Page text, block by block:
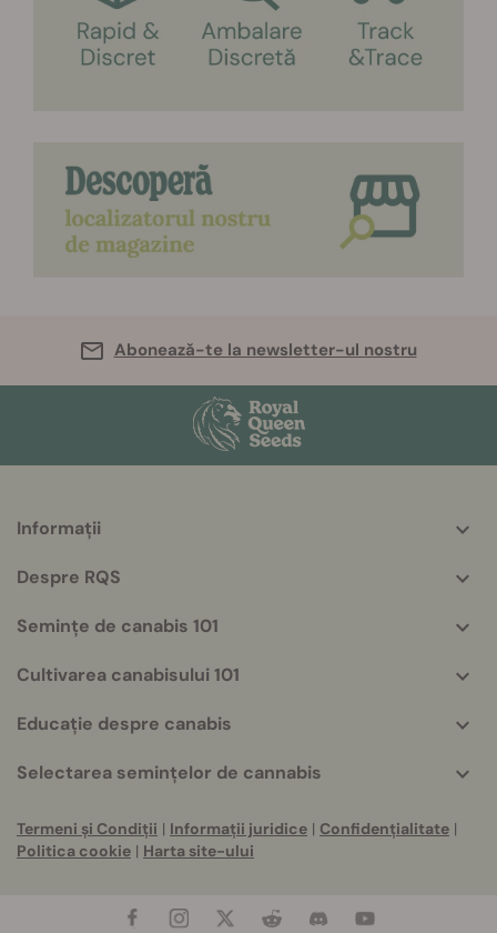
Abonează-te la newsletter-ul nostru
info
Informații
Despre RQS
Semințe de canabis 101
Cultivarea canabisului 101
Educație despre canabis
Selectarea semințelor de cannabis
Termeni și Condiții | Informații juridice | Confidențialitate |
Politica cookie | Harta site-ului